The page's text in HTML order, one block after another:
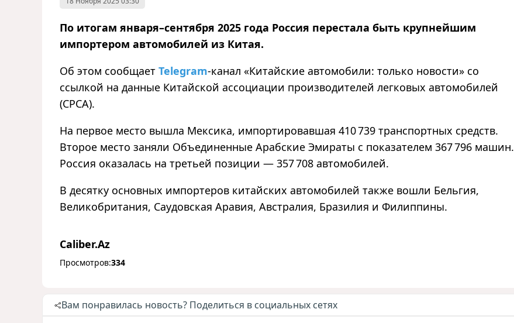
По итогам января–сентября 2025 года Россия перестала быть крупнейшим
импортером автомобилей из Китая.
Об этом сообщает Telegram-канал «Китайские автомобили: только новости» со
ссылкой на данные Китайской ассоциации производителей легковых автомобилей
(CPCA).
На первое место вышла Мексика, импортировавшая 410 739 транспортных средств.
Второе место заняли Объединенные Арабские Эмираты с показателем 367 796 машин.
Россия оказалась на третьей позиции — 357 708 автомобилей.
В десятку основных импортеров китайских автомобилей также вошли Бельгия,
Великобритания, Саудовская Аравия, Австралия, Бразилия и Филиппины.
Caliber.Az
Просмотров:334
Вам понравилась новость? Поделиться в социальных сетях